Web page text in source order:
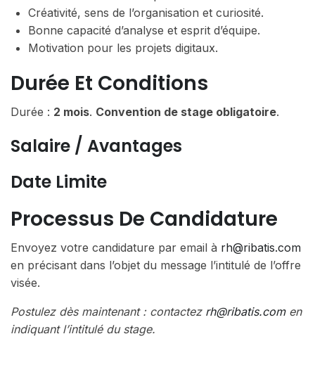
Créativité, sens de l’organisation et curiosité.
Bonne capacité d’analyse et esprit d’équipe.
Motivation pour les projets digitaux.
Durée Et Conditions
Durée : 2 mois. Convention de stage obligatoire.
Salaire / Avantages
Date Limite
Processus De Candidature
Envoyez votre candidature par email à rh@ribatis.com
en précisant dans l’objet du message l’intitulé de l’offre
visée.
Postulez dès maintenant : contactez rh@ribatis.comen
indiquant l’intitulé du stage.